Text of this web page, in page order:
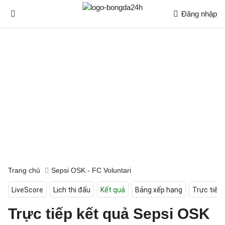
Đăng nhập
Trang chủ Sepsi OSK - FC Voluntari
LiveScore Lịch thi đấu Kết quả Bảng xếp hạng Trực tiếp
Trực tiếp kết quả Sepsi OSK